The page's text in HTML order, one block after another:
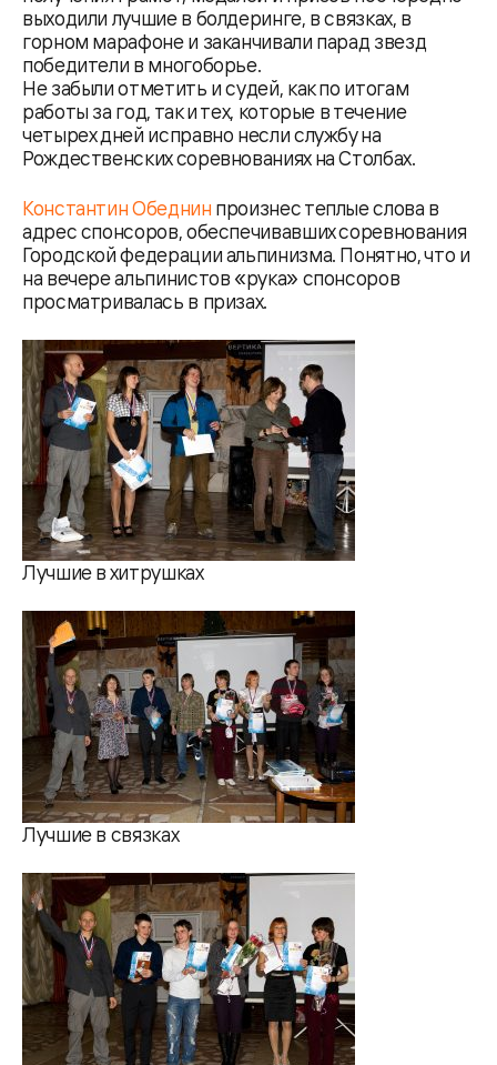
выходили лучшие в болдеринге, в связках, в
горном марафоне и заканчивали парад звезд
победители в многоборье.
Не забыли отметить и судей, как по итогам
работы за год, так и тех, которые в течение
четырех дней исправно несли службу на
Рождественских соревнованиях на Столбах.
Константин Обеднин произнес теплые слова в
адрес спонсоров, обеспечивавших соревнования
Городской федерации альпинизма. Понятно, что и
на вечере альпинистов «рука» спонсоров
просматривалась в призах.
Лучшие в хитрушках
Лучшие в связках